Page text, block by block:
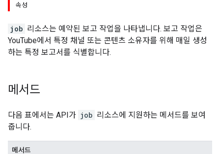
속성
job 리소스는 예약된 보고 작업을 나타냅니다. 보고 작업은
YouTube에서 특정 채널 또는 콘텐츠 소유자를 위해 매일 생성
하는 특정 보고서를 식별합니다.
메서드
다음 표에서는 API가 job 리소스에 지원하는 메서드를 보여
줍니다.
메서드